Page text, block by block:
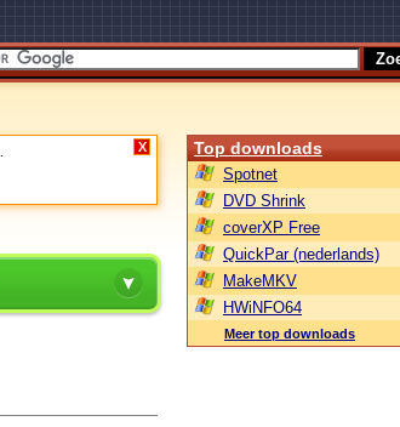
X Top downloads
Spotnet
DVD Shrink
coverXP Free
QuickPar (nederlands)
MakeMKV
HWiNFO64
Meer top downloads